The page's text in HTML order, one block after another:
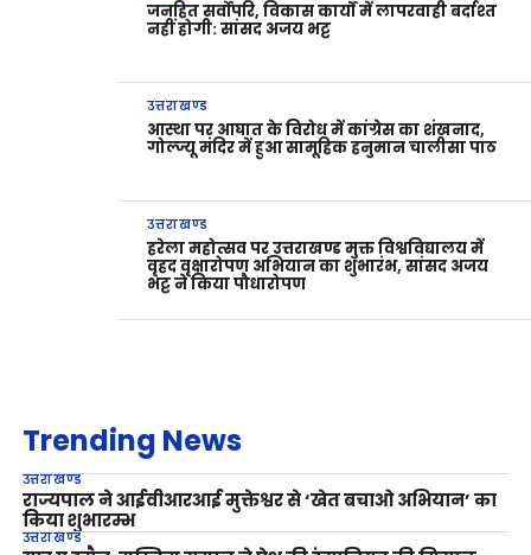
जनहित सर्वोपरि, विकास कार्यों में लापरवाही बर्दाश्त
नहीं होगी: सांसद अजय भट्ट
उत्तराखण्ड
आस्था पर आघात के विरोध में कांग्रेस का शंखनाद,
गोल्ज्यू मंदिर में हुआ सामूहिक हनुमान चालीसा पाठ
उत्तराखण्ड
हरेला महोत्सव पर उत्तराखण्ड मुक्त विश्वविद्यालय में
वृहद वृक्षारोपण अभियान का शुभारंभ, सांसद अजय
भट्ट ने किया पौधारोपण
Trending News
उत्तराखण्ड
राज्यपाल ने आईवीआरआई मुक्तेश्वर से ‘खेत बचाओ अभियान’ का
किया शुभारम्भ
उत्तराखण्ड